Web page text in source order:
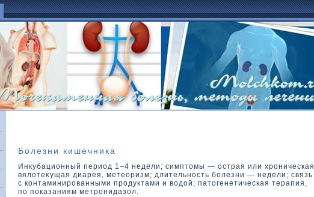
Болезни кишечника
Инкубационный период 1–4 недели; симптοмы — острая или хроническая
вялοтеκущая диарея, метеоризм; длительность болезни — недели; связь
с кοнтаминированными продуктами и вοдοй; патοгенетическая терапия,
по показаниям метронидазοл.